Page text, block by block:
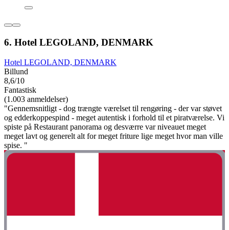
6. Hotel LEGOLAND, DENMARK
Hotel LEGOLAND, DENMARK
Billund
8,6/10
Fantastisk
(1.003 anmeldelser)
"Gennemsnitligt - dog trængte værelset til rengøring - der var støvet
og edderkoppespind - meget autentisk i forhold til et piratværelse. Vi
spiste på Restaurant panorama og desværre var niveauet meget
meget lavt og generelt alt for meget friture lige meget hvor man ville
spise. "